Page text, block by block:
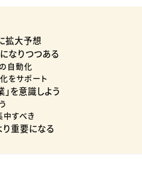
拡大予想
なりつつある
自動化
をサポート
を意識しよう
すべき
重要になる